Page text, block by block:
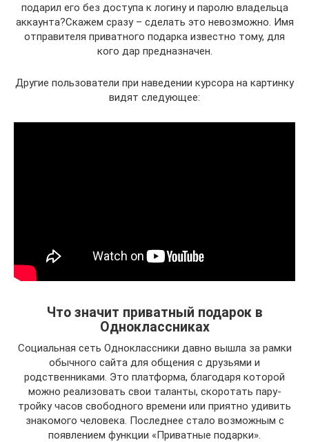
подарил его без доступа к логину и паролю владельца
аккаунта?Скажем сразу – сделать это невозможно. Имя
отправителя приватного подарка известно тому, для
кого дар предназначен.
Другие пользователи при наведении курсора на картинку
видят следующее:
Что значит приватный подарок в
Одноклассниках
Социальная сеть Одноклассники давно вышла за рамки
обычного сайта для общения с друзьями и
родственниками. Это платформа, благодаря которой
можно реализовать свои таланты, скоротать пару-
тройку часов свободного времени или приятно удивить
знакомого человека. Последнее стало возможным с
появлением функции «Приватные подарки».